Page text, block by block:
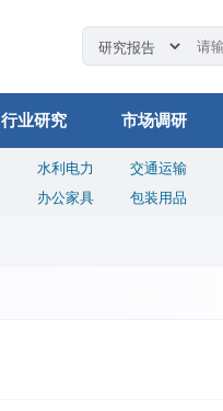
行业研究 市场调研
水利电力 交通运输
办公家具 包装用品